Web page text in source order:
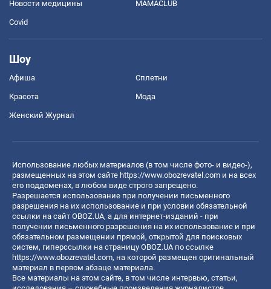
Новости медицины MAMACLUB
Covid
Шоу
Афиша Сплетни
Красота Мода
Женский Журнал
Использование любых материалов (в том числе фото- и видео-),
размещенных на этом сайте https://www.obozrevatel.com и на всех
его поддоменах, в любом виде строго запрещено.
Разрешается использование при получении письменного
разрешения на их использование и при условии обязательной
ссылки на сайт OBOZ.UA, а для интернет-изданий - при
получении письменного разрешения на их использование и при
обязательном размещении прямой, открытой для поисковых
систем, гиперссылки на страницу OBOZ.UA по ссылке
https://www.obozrevatel.com, на которой размещен оригинальный
материал в первом абзаце материала.
Все материалы на этом сайте, в том числе интервью, статьи,